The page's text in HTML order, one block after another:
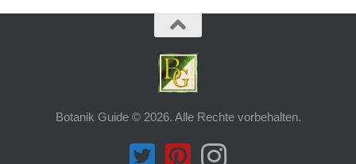
Botanik Guide © 2026. Alle Rechte vorbehalten.